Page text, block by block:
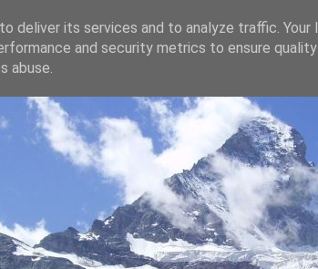
deliver its services and to analyze traffic. Your
and security metrics to ensure
abuse.